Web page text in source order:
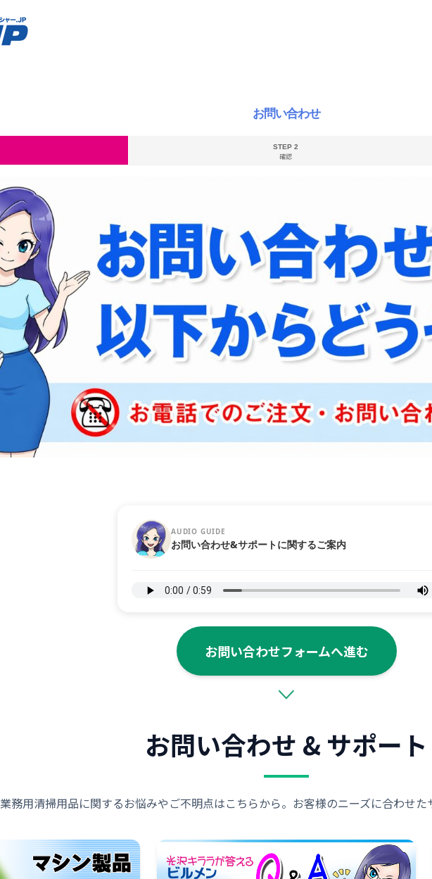
お問い合わせ
STEP 2
確認
AUDIO GUIDE
お問い合わせ&サポートに関するご案内
お問い合わせフォームへ進む
お問い合わせ & サポート
業務用清掃用品に関するお悩みやご不明点はこちらから。お客様のニーズに合わせた